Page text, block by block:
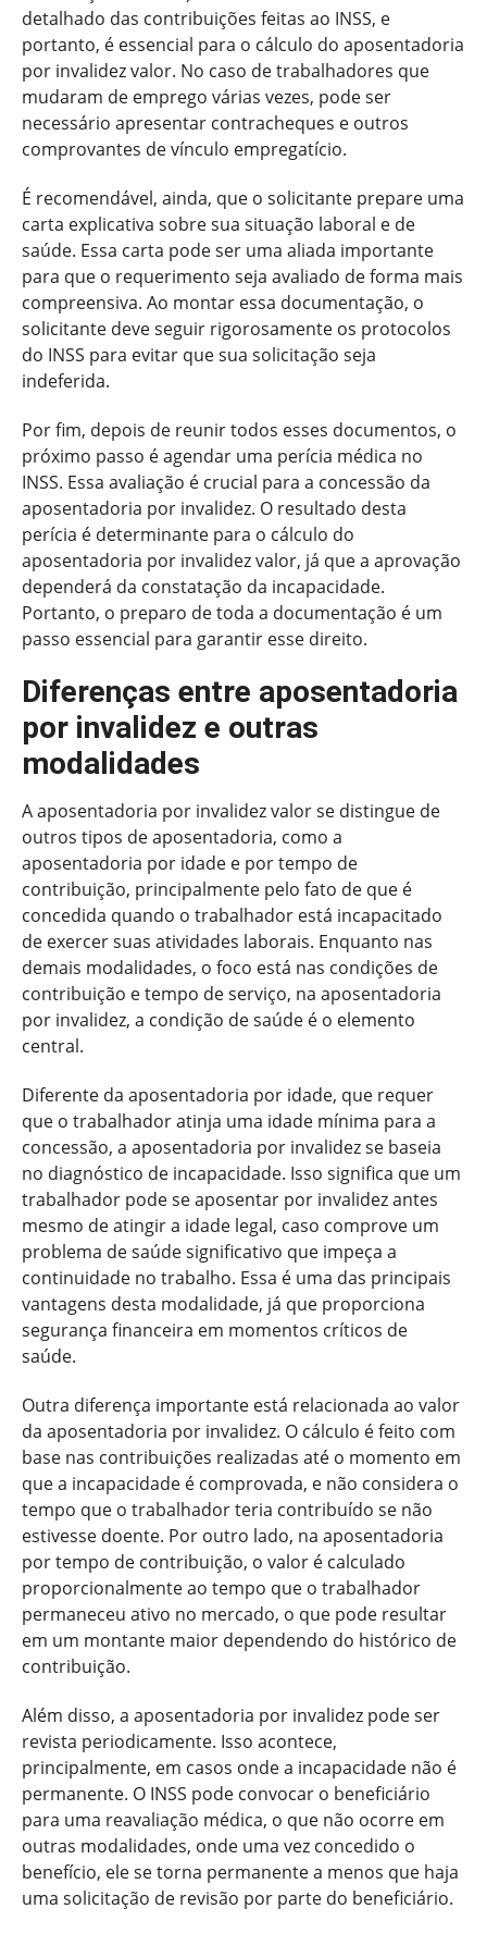
detalhado das contribuições feitas ao INSS, e
portanto, é essencial para o cálculo do aposentadoria
por invalidez valor. No caso de trabalhadores que
mudaram de emprego várias vezes, pode ser
necessário apresentar contracheques e outros
comprovantes de vínculo empregatício.
É recomendável, ainda, que o solicitante prepare uma
carta explicativa sobre sua situação laboral e de
saúde. Essa carta pode ser uma aliada importante
para que o requerimento seja avaliado de forma mais
compreensiva. Ao montar essa documentação, o
solicitante deve seguir rigorosamente os protocolos
do INSS para evitar que sua solicitação seja
indeferida.
Por fim, depois de reunir todos esses documentos, o
próximo passo é agendar uma perícia médica no
INSS. Essa avaliação é crucial para a concessão da
aposentadoria por invalidez. O resultado desta
perícia é determinante para o cálculo do
aposentadoria por invalidez valor, já que a aprovação
dependerá da constatação da incapacidade.
Portanto, o preparo de toda a documentação é um
passo essencial para garantir esse direito.
Diferenças entre aposentadoria
por invalidez e outras
modalidades
A aposentadoria por invalidez valor se distingue de
outros tipos de aposentadoria, como a
aposentadoria por idade e por tempo de
contribuição, principalmente pelo fato de que é
concedida quando o trabalhador está incapacitado
de exercer suas atividades laborais. Enquanto nas
demais modalidades, o foco está nas condições de
contribuição e tempo de serviço, na aposentadoria
por invalidez, a condição de saúde é o elemento
central.
Diferente da aposentadoria por idade, que requer
que o trabalhador atinja uma idade mínima para a
concessão, a aposentadoria por invalidez se baseia
no diagnóstico de incapacidade. Isso significa que um
trabalhador pode se aposentar por invalidez antes
mesmo de atingir a idade legal, caso comprove um
problema de saúde significativo que impeça a
continuidade no trabalho. Essa é uma das principais
vantagens desta modalidade, já que proporciona
segurança financeira em momentos críticos de
saúde.
Outra diferença importante está relacionada ao valor
da aposentadoria por invalidez. O cálculo é feito com
base nas contribuições realizadas até o momento em
que a incapacidade é comprovada, e não considera o
tempo que o trabalhador teria contribuído se não
estivesse doente. Por outro lado, na aposentadoria
por tempo de contribuição, o valor é calculado
proporcionalmente ao tempo que o trabalhador
permaneceu ativo no mercado, o que pode resultar
em um montante maior dependendo do histórico de
contribuição.
Além disso, a aposentadoria por invalidez pode ser
revista periodicamente. Isso acontece,
principalmente, em casos onde a incapacidade não é
permanente. O INSS pode convocar o beneficiário
para uma reavaliação médica, o que não ocorre em
outras modalidades, onde uma vez concedido o
benefício, ele se torna permanente a menos que haja
uma solicitação de revisão por parte do beneficiário.